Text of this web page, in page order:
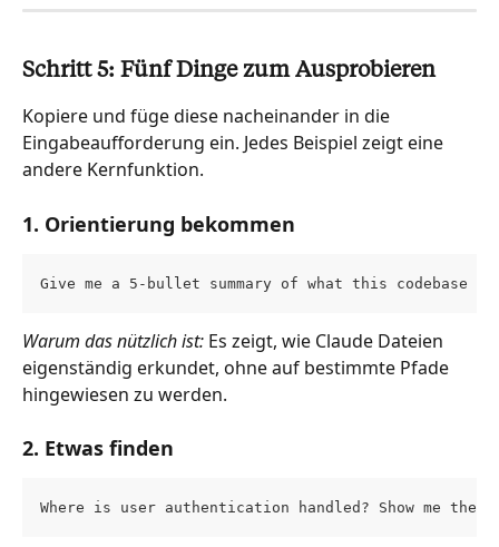
Schritt 5: Fünf Dinge zum Ausprobieren
Kopiere und füge diese nacheinander in die
Eingabeaufforderung ein. Jedes Beispiel zeigt eine
andere Kernfunktion.
1. Orientierung bekommen
Give me a 5-bullet summary of what this codebase
Warum das nützlich ist: Es zeigt, wie Claude Dateien
eigenständig erkundet, ohne auf bestimmte Pfade
hingewiesen zu werden.
2. Etwas finden
Where is user authentication handled? Show me